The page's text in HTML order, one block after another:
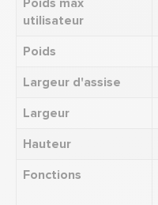
Poids max
utilisateur
Poids
Largeur d'assise
Largeur
Hauteur
Fonctions